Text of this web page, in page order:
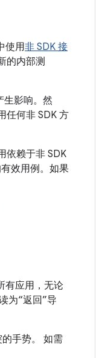
使用非 SDK 接
的内部测
生影响。然
任何非 SDK 方
依赖于非 SDK
效用例。如果
有应用，无论
为“返回”导
手势。 如需